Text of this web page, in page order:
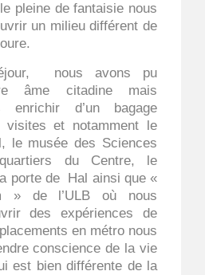
pleine de fantaisie nous
un milieu différent de
nous avons pu
âme citadine mais
enrichir d’un bagage
et notamment le
le musée des Sciences
du Centre, le
porte de Hal ainsi que «
» de l’ULB où nous
des expériences de
en métro nous
conscience de la vie
est bien différente de la